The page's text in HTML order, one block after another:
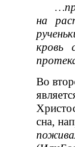
на
кровь
Во
сна,